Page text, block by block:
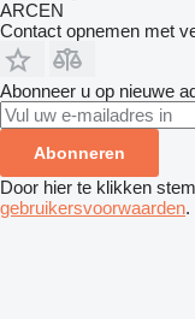
ARCEN
Contact opnemen met
Abonneer u op nieuwe
Abonneren
Door hier te klikken
gebruikersvoorwaarden.